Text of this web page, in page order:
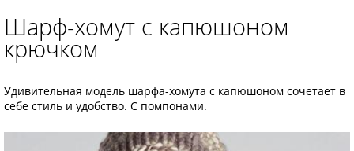
Шарф-хомут с капюшоном
крючком
Удивительная модель шарфа-хомута с капюшоном сочетает в
себе стиль и удобство. С помпонами.